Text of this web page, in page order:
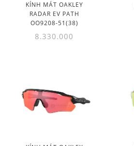
KÍNH MÁT OAKLEY
RADAR EV PATH
OO9208-51(38)
8.330.000